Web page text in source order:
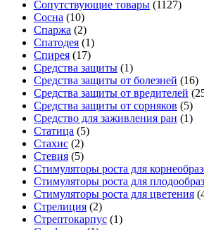
Сопутствующие товары (1127)
Сосна (10)
Спаржа (2)
Спатодея (1)
Спирея (17)
Средства защиты (1)
Средства защиты от болезней (16)
Средства защиты от вредителей
Средства защиты от сорняков (5)
Средство для заживления ран (1)
Статица (5)
Стахис (2)
Стевия (5)
Стимуляторы роста для
Стимуляторы роста для
Стимуляторы роста для цветения
Стрелиция (2)
Стрептокарпус (1)